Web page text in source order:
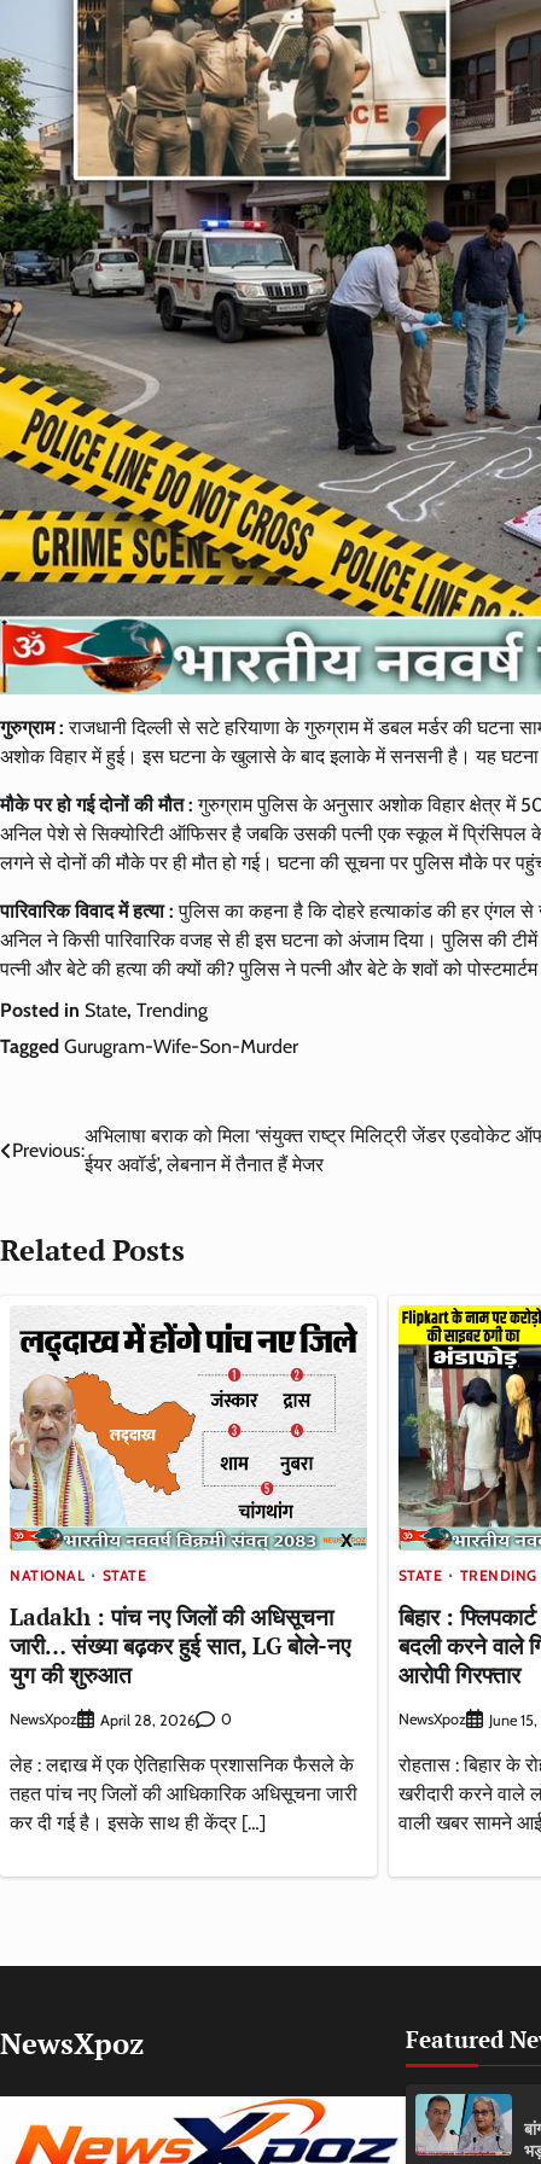
गुरुग्राम : राजधानी दिल्ली से सटे हरियाणा के गुरुग्राम में डबल मर्डर की घटना
अशोक विहार में हुई। इस घटना के खुलासे के बाद इलाके में सनसनी है। यह घटना
मौके पर हो गई दोनों की मौत :गुरुग्राम पुलिस के अनुसार अशोक विहार क्षेत्र में
अनिल पेशे से सिक्योरिटी ऑफिसर है जबकि उसकी पत्नी एक स्कूल में प्रिंसिपल
लगने से दोनों की मौके पर ही मौत हो गई। घटना की सूचना पर पुलिस मौके पर
पारिवारिक विवाद में हत्या : पुलिस का कहना है कि दोहरे हत्याकांड की हर एंगल से
अनिल ने किसी पारिवारिक वजह से ही इस घटना को अंजाम दिया। पुलिस की
पत्नी और बेटे की हत्या की क्यों की? पुलिस ने पत्नी और बेटे के शवों को
Posted in State, Trending
Tagged Gurugram-Wife-Son-Murder
Post
navigation
Previous:
अभिलाषा बराक को मिला ‘संयुक्त राष्ट्र मिलिट्री जेंडर एडवोकेट
ईयर अवॉर्ड’, लेबनान में तैनात हैं मेजर
Related Posts
NATIONAL STATE
Ladakh : पांच नए जिलों की अधिसूचना
जारी… संख्या बढ़कर हुई सात, LG बोले-नए
युग की शुरुआत
NewsXpoz April 28, 2026 0
लेह : लद्दाख में एक ऐतिहासिक प्रशासनिक फैसले के
तहत पांच नए जिलों की आधिकारिक अधिसूचना जारी
कर दी गई है। इसके साथ ही केंद्र […]
STATE TRENDING
बिहार :
बदली करने वाले
आरोपी गिरफ्तार
NewsXpoz June
रोहतास : बिहार के
खरीदारी करने वाले
वाली खबर सामने
NewsXpoz Featured